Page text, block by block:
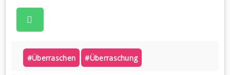
#überraschen #überraschung